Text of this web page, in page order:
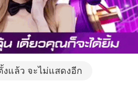
แล้ว จะไม่แสดงอีก